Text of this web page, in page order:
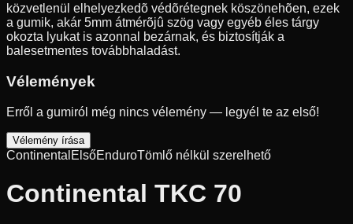
közvetlenül elhelyezkedõ védõrétegnek köszönehõen, ezek
a gumik, akár 5mm átmérõjû szög vagy egyéb éles tárgy
okozta lyukat is azonnal bezárnak, és biztosítják a
balesetmentes továbbhaladást.
Vélemények
Erről a gumiról még nincs vélemény — legyél te az első!
Vélemény írása
Continental ElsőEnduroTömlő nélkül szerelhető
Continental TKC 70